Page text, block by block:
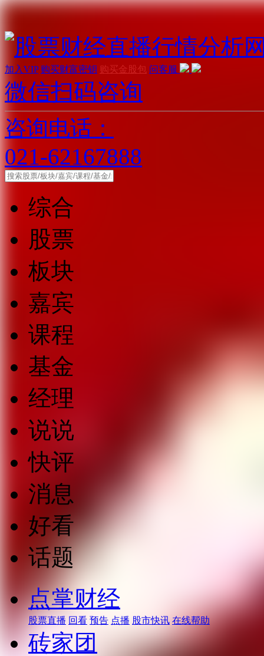
加入VIP 购买财富密钥 购买金股包 问客服
微信扫码咨询
咨询电话：
021-62167888
综合
股票
板块
嘉宾
课程
基金
经理
说说
快评
消息
好看
话题
点掌财经
股票直播 回看 预告 点播 股市快讯 在线帮助
砖家团